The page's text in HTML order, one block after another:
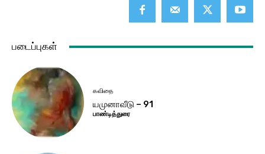
படைப்புகள்
கவிதை
யமுனாவீடு – 91
பாண்டித்துரை